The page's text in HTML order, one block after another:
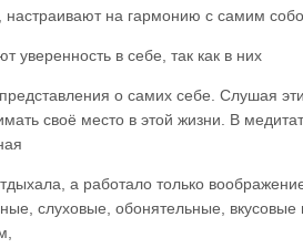
на гармонию с самим
в себе, так как в них
о самих себе. Слушая
своё место в этой жизни. В
а работало только
слуховые, обонятельные, вкусовые